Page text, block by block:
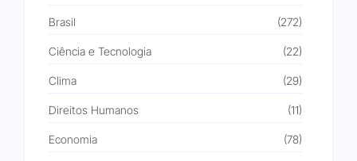
Brasil (272)
Ciência e Tecnologia (22)
Clima (29)
Direitos Humanos (11)
Economia (78)